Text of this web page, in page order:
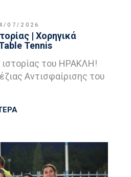
07/2026
| Χορηγικά
Tennis
ιστορίας του ΗΡΑΚΛΗ!
Αντισφαίρισης του